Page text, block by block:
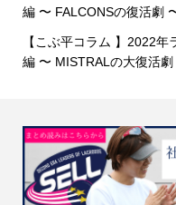
編 〜 FALCONSの復活劇
【こぶ平コラム 】2022
編 〜 MISTRALの大復活劇